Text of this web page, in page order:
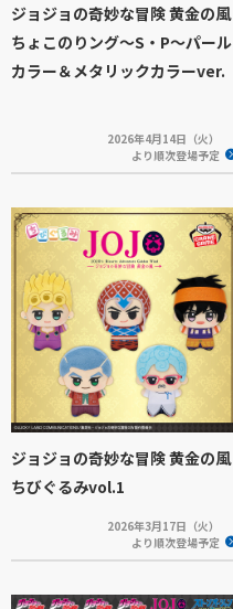
ジョジョの奇妙な冒険 黄金の風
ちょこのりング～S・P～パール
カラー＆メタリックカラーver.
2026年4月14日（火）
より順次登場予定
ジョジョの奇妙な冒険 黄金の風
ちびぐるみvol.1
2026年3月17日（火）
より順次登場予定